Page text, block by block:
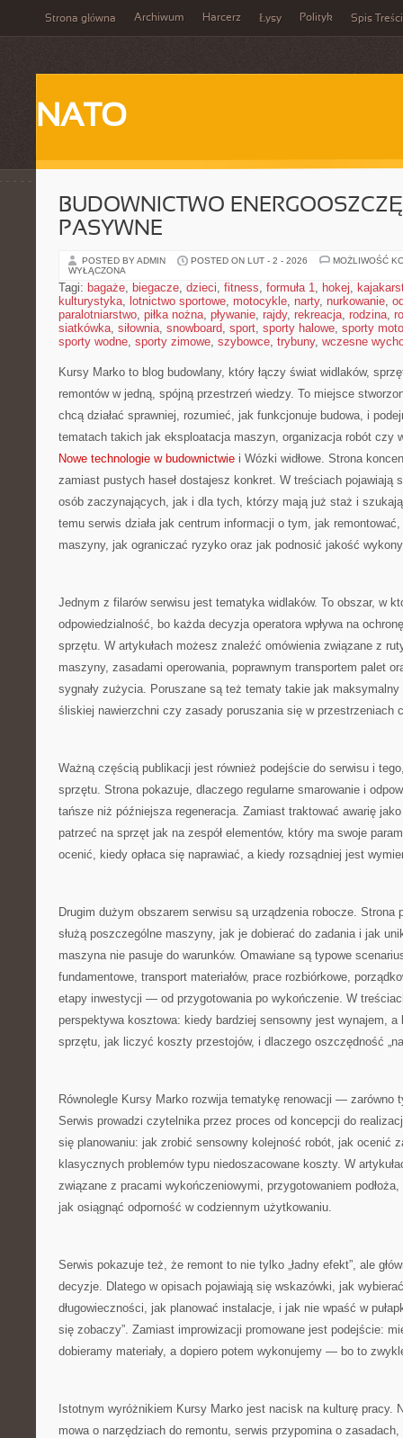
Strona główna Archiwum Harcerz Łysy Polityk Spis Treści
NATO
BUDOWNICTWO
PASYWNE
POSTED BY ADMIN POSTED ON LUT - 2 - 2026
MOŻLIWOŚĆ
WYŁĄCZONA
Tagi: bagaże, biegacze, dzieci, fitness, formuła 1, hokej,
kulturystyka, lotnictwo sportowe, motocykle, narty, nurkowanie,
paralotniarstwo, piłka nożna, pływanie, rajdy, rekreacja, rodzina,
siatkówka, siłownia, snowboard, sport, sporty halowe, sporty
sporty wodne, sporty zimowe, szybowce, trybuny, wczesne
Kursy Marko to blog budowlany, który łączy świat widlaków,
remontów w jedną, spójną przestrzeń wiedzy. To miejsce
chcą działać sprawniej, rozumieć, jak funkcjonuje budowa, i
tematach takich jak eksploatacja maszyn, organizacja robót czy
Nowe technologie w budownictwie i Wózki widłowe. Strona
zamiast pustych haseł dostajesz konkret. W treściach pojawiają
osób zaczynających, jak i dla tych, którzy mają już staż i
temu serwis działa jak centrum informacji o tym, jak
maszyny, jak ograniczać ryzyko oraz jak podnosić jakość
Jednym z filarów serwisu jest tematyka widlaków. To obszar, w
odpowiedzialność, bo każda decyzja operatora wpływa na
sprzętu. W artykułach możesz znaleźć omówienia związane z
maszyny, zasadami operowania, poprawnym transportem palet
sygnały zużycia. Poruszane są też tematy takie jak maksymalny
śliskiej nawierzchni czy zasady poruszania się w przestrzeniach
Ważną częścią publikacji jest również podejście do serwisu i
sprzętu. Strona pokazuje, dlaczego regularne smarowanie i
tańsze niż późniejsza regeneracja. Zamiast traktować awarię
patrzeć na sprzęt jak na zespół elementów, który ma swoje
ocenić, kiedy opłaca się naprawiać, a kiedy rozsądniej jest
Drugim dużym obszarem serwisu są urządzenia robocze. Strona
służą poszczególne maszyny, jak je dobierać do zadania i jak
maszyna nie pasuje do warunków. Omawiane są typowe
fundamentowe, transport materiałów, prace rozbiórkowe,
etapy inwestycji — od przygotowania po wykończenie. W
perspektywa kosztowa: kiedy bardziej sensowny jest wynajem, a
sprzętu, jak liczyć koszty przestojów, i dlaczego oszczędność
Równolegle Kursy Marko rozwija tematykę renowacji — zarówno
Serwis prowadzi czytelnika przez proces od koncepcji do
się planowaniu: jak zrobić sensowny kolejność robót, jak ocenić
klasycznych problemów typu niedoszacowane koszty. W
związane z pracami wykończeniowymi, przygotowaniem
jak osiągnąć odporność w codziennym użytkowaniu.
Serwis pokazuje też, że remont to nie tylko „ładny efekt”, ale
decyzje. Dlatego w opisach pojawiają się wskazówki, jak
długowieczności, jak planować instalacje, i jak nie wpaść w
się zobaczy”. Zamiast improwizacji promowane jest podejście:
dobieramy materiały, a dopiero potem wykonujemy — bo to
Istotnym wyróżnikiem Kursy Marko jest nacisk na kulturę pracy.
mowa o narzędziach do remontu, serwis przypomina o